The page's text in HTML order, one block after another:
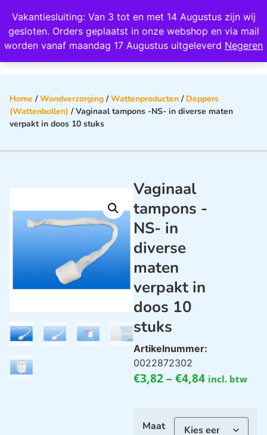
Vakantiesluiting: Van 3 tot en met 14 Augustus zijn wij
gesloten. Orders geplaatst in onze webshop en via mail
worden vanaf maandag 17 Augustus uitgeleverd Negeren
Wij scoren een 4,8 op Google
Home /Wondverzorging /Wattenproducten / Deppers
(Wattenbollen) / Vaginaal tampons -NS- in diverse maten
verpakt in doos 10 stuks
Vaginaal
tampons -
NS- in
diverse
maten
verpakt in
doos 10
stuks
Artikelnummer:
0022872302
€3,82– €4,84 incl. btw
Maat